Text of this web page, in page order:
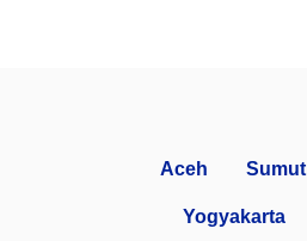
Aceh Sumut
Yogyakarta